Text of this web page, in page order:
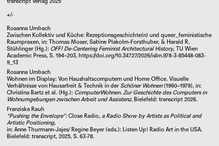
Kurvertvortrag mit Silke Nowak (Berlin)
Klassenfragen in Kunsträumen
Finissage mit einer Lesung von Leona Koldehoff
+/-
Rosanna Umbach
Zwischen Kollektiv und Küche: Rezeptionsgeschichte(n) und queer_feministische
Raumpraxen, in: Thomas Moser, Sabine Plakolm-Forsthuber, & Harald R.
Stühlinger (Hg.): OFF! De-Centering Feminist Architectural History, TU Wien
Academic Press, S. 194–203, https://doi.org/10.34727/2026/isbn.978-3-85448-083-
9_13
Rosanna Umbach
Wohnen im Display: Von Haushaltscomputern und Home Office. Visuelle
Verhältnisse von Hausarbeit & Technik in der Schöner Wohnen(1960–1979), in:
Christina Bartz et al. (Hg.): ComputerWohnen. Zur Geschichte des Computers in
Wohnumgebungen zwischen Arbeit und Assistenz, Bielefeld: transcript 2026.
Franziska Rauh
"Pushing the Envelope":Close Radio, a Radio Show by Artists as Political and
Artistic Positioning,
in: Anne Thurmann-Jajes/ Regine Beyer (eds.): Listen Up! Radio Art in the USA.
Bielefeld: transcript, 2025, S. 63-78.